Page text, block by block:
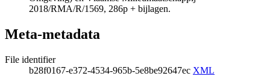
2018/RMA/R/1569, 286p + bijlagen.
Meta-metadata
File identifier
b28f0167-e372-4534-965b-5e8be92647ec XML